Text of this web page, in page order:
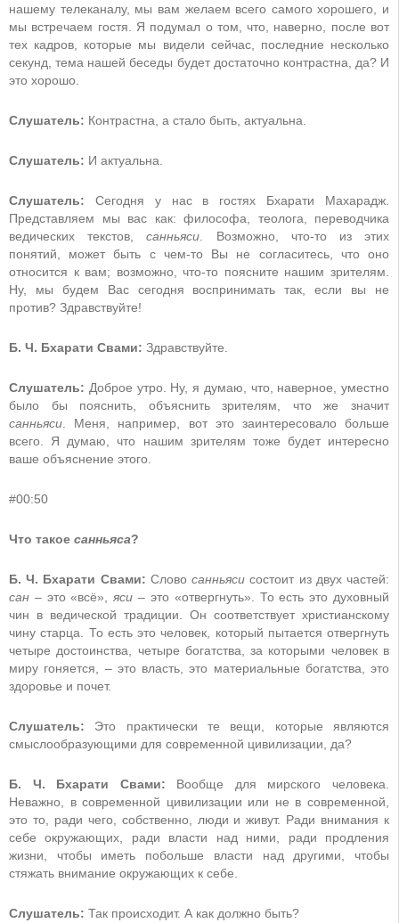
нашему телеканалу, мы вам желаем всего самого хорошего, и
мы встречаем гостя. Я подумал о том, что, наверно, после вот
тех кадров, которые мы видели сейчас, последние несколько
секунд, тема нашей беседы будет достаточно контрастна, да? И
это хорошо.
Слушатель: Контрастна, а стало быть, актуальна.
Слушатель: И актуальна.
Слушатель: Сегодня у нас в гостях Бхарати Махарадж.
Представляем мы вас как: философа, теолога, переводчика
ведических текстов,санньяси . Возможно, что-то из этих
понятий, может быть с чем-то Вы не согласитесь, что оно
относится к вам; возможно, что-то поясните нашим зрителям.
Ну, мы будем Вас сегодня воспринимать так, если вы не
против? Здравствуйте!
Б. Ч. Бхарати Свами: Здравствуйте.
Слушатель: Доброе утро. Ну, я думаю, что, наверное, уместно
было бы пояснить, объяснить зрителям, что же значит
санньяси . Меня, например, вот это заинтересовало больше
всего. Я думаю, что нашим зрителям тоже будет интересно
ваше объяснение этого.
#00:50
Что такое санньяса?
Б. Ч. Бхарати Свами: Словосанньясисостоит из двух частей:
сан – это «всё», яси – это «отвергнуть». То есть это духовный
чин в ведической традиции. Он соответствует христианскому
чину старца. То есть это человек, который пытается отвергнуть
четыре достоинства, четыре богатства, за которыми человек в
миру гоняется, – это власть, это материальные богатства, это
здоровье и почет.
Слушатель: Это практически те вещи, которые являются
смыслообразующими для современной цивилизации, да?
Б. Ч. Бхарати Свами: Вообще для мирского человека.
Неважно, в современной цивилизации или не в современной,
это то, ради чего, собственно, люди и живут. Ради внимания к
себе окружающих, ради власти над ними, ради продления
жизни, чтобы иметь побольше власти над другими, чтобы
стяжать внимание окружающих к себе.
Слушатель: Так происходит. А как должно быть?